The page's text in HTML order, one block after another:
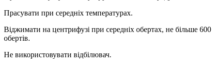
Прасувати при середніх температурах.
Віджимати на центрифузі при середніх обертах, не більше 600
обертів.
Не використовувати відбілювач.